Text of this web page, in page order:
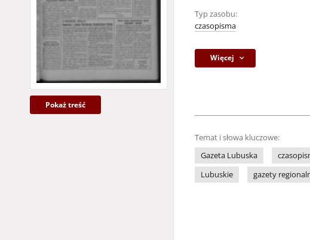
Pokaż treść
Typ zasobu:
czasopisma
Więcej
Temat i słowa kluczowe:
Gazeta Lubuska
Lubuskie
gazety